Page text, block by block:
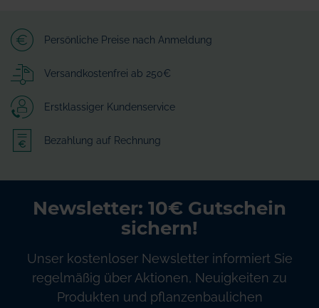
Persönliche Preise nach Anmeldung
Versandkostenfrei ab 250€
Erstklassiger Kundenservice
Bezahlung auf Rechnung
Newsletter: 10€ Gutschein
sichern!
Unser kostenloser Newsletter informiert Sie
regelmäßig über Aktionen, Neuigkeiten zu
Produkten und pflanzenbaulichen